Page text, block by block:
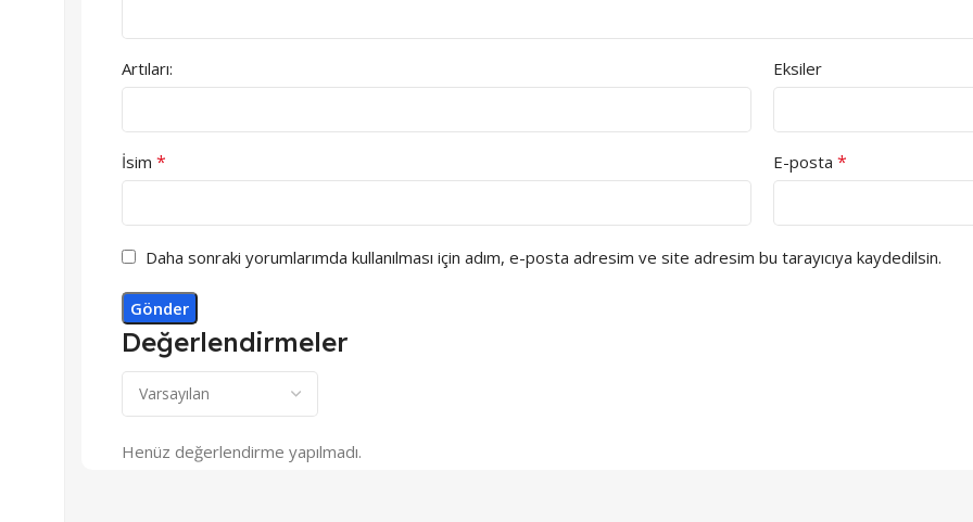
Değerlendirmeler
Henüz değerlendirme yapılmadı.
Artıları: Eksiler
İsim * E-posta *
Daha sonraki yorumlarımda kullanılması için adım, e-posta adresim ve site adresim bu tarayıcıya kaydedilsin.